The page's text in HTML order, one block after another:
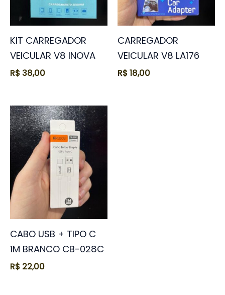
KIT CARREGADOR
VEICULAR V8 INOVA
R$38,00
CARREGADOR
VEICULAR V8 LA176
R$18,00
CABO USB + TIPO C
1M BRANCO CB-028C
R$ 22,00